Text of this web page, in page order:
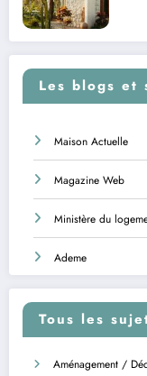
Les blogs et
Maison Actuelle
Magazine Web
Ministère du
Ademe
Tous les
Aménagement /